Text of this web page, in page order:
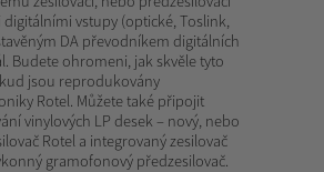
vstupy (optické, Toslink,
DA převodníkem digitálních
Budete ohromeni, jak skvěle tyto
jsou reprodukovány
Rotel. Můžete také připojit
vinylových LP desek – nový, nebo
Rotel a integrovaný zesilovač
gramofonový předzesilovač.